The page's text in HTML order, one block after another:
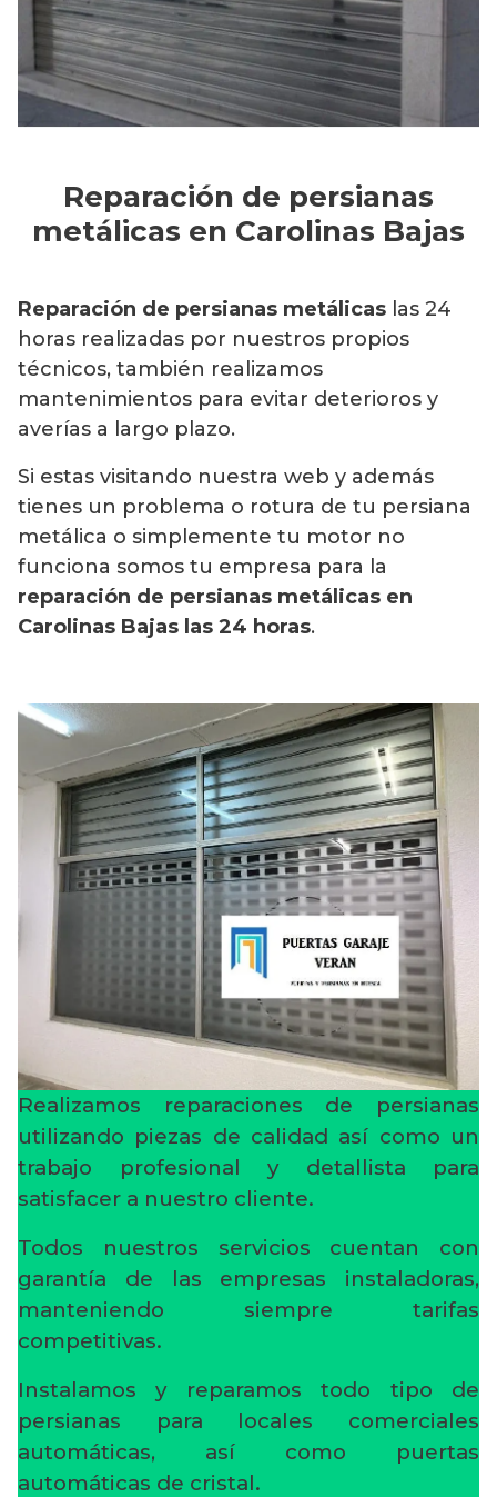
Reparación de persianas
metálicas en Carolinas Bajas
Reparación de persianas metálicas las 24
horas realizadas por nuestros propios
técnicos, también realizamos
mantenimientos para evitar deterioros y
averías a largo plazo.
Si estas visitando nuestra web y además
tienes un problema o rotura de tu persiana
metálica o simplemente tu motor no
funciona somos tu empresa para la
reparación de persianas metálicas en
Carolinas Bajas las 24 horas.
Realizamos reparaciones de persianas
utilizando piezas de calidad así como un
trabajo profesional y detallista para
satisfacer a nuestro cliente.
Todos nuestros servicios cuentan con
garantía de las empresas instaladoras,
manteniendo siempre tarifas
competitivas.
Instalamos y reparamos todo tipo de
persianas para locales comerciales
automáticas, así como puertas
automáticas de cristal.